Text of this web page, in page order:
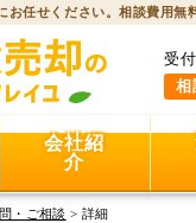
お任せください。相談費用無
受
相
会社紹
介
・ご相談 > 詳細